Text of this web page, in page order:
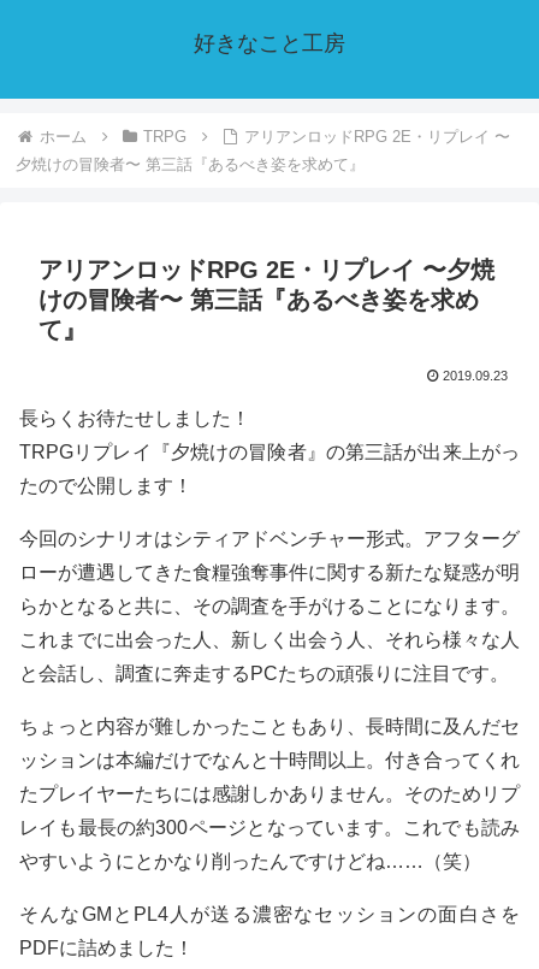
好きなこと工房
ホーム TRPG
アリアンロッドRPG 2E・リプレイ 〜
夕焼けの冒険者〜 第三話『あるべき姿を求めて』
アリアンロッドRPG 2E・リプレイ 〜夕焼
けの冒険者〜 第三話『あるべき姿を求め
て』
2019.09.23
長らくお待たせしました！
TRPGリプレイ『夕焼けの冒険者』の第三話が出来上がっ
たので公開します！
今回のシナリオはシティアドベンチャー形式。アフターグ
ローが遭遇してきた食糧強奪事件に関する新たな疑惑が明
らかとなると共に、その調査を手がけることになります。
これまでに出会った人、新しく出会う人、それら様々な人
と会話し、調査に奔走するPCたちの頑張りに注目です。
ちょっと内容が難しかったこともあり、長時間に及んだセ
ッションは本編だけでなんと十時間以上。付き合ってくれ
たプレイヤーたちには感謝しかありません。そのためリプ
レイも最長の約300ページとなっています。これでも読み
やすいようにとかなり削ったんですけどね……（笑）
そんなGMとPL4人が送る濃密なセッションの面白さを
PDFに詰めました！